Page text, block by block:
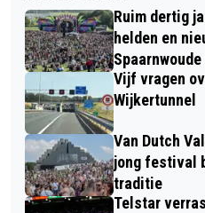
BOTSING
DUIN EN
TOT EN MET ZONDAG 1 DECEMBER
NOG VOLOP
Ruim dertig
helden en
Spaarnwoude
Vijf vragen
Wijkertunnel
Van Dutch
jong festival
traditie
Telstar